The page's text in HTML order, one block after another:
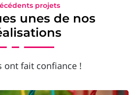
projets
unes de nos
ont fait confiance !